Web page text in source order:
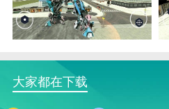
4、游戏内设有多种战斗
人对战等，玩家可以选择不
1、创新的变形系统，玩
角色形态，根据战斗需要选择
大家都在下载